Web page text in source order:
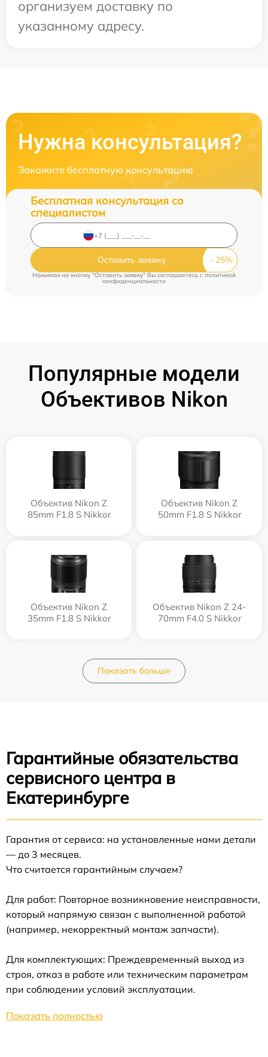
организуем доставку по
указанному адресу.
Нужна консультация?
Закажите бесплатную консультацию
Бесплатная консультация со
специалистом
Оставить заявку
Нажимая на кнопку "Оставить заявку" Вы соглашаетесь cполитикой
конфиденциальности
Популярные модели
Объективов Nikon
Объектив Nikon Z
85mm F1.8 S Nikkor
Объектив Nikon Z
50mm F1.8 S Nikkor
Объектив Nikon Z
35mm F1.8 S Nikkor
Объектив Nikon Z 24-
70mm F4.0 S Nikkor
Показать больше
Гарантийные обязательства
сервисного центра в
Екатеринбурге
Гарантия от сервиса: на установленные нами детали
— до 3 месяцев.
Что считается гарантийным случаем?
Для работ: Повторное возникновение неисправности,
который напрямую связан с выполненной работой
(например, некорректный монтаж запчасти).
Для комплектующих: Преждевременный выход из
строя, отказ в работе или техническим параметрам
при соблюдении условий эксплуатации.
Показать полностью